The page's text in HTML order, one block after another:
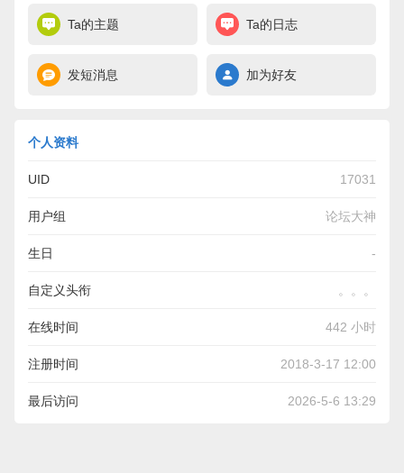
Ta的主题 Ta的日志
发短消息 加为好友
个人资料
UID 17031
用户组 论坛大神
生日 -
自定义头衔 。。。
在线时间 442 小时
注册时间 2018-3-17 12:00
最后访问 2026-5-6 13:29